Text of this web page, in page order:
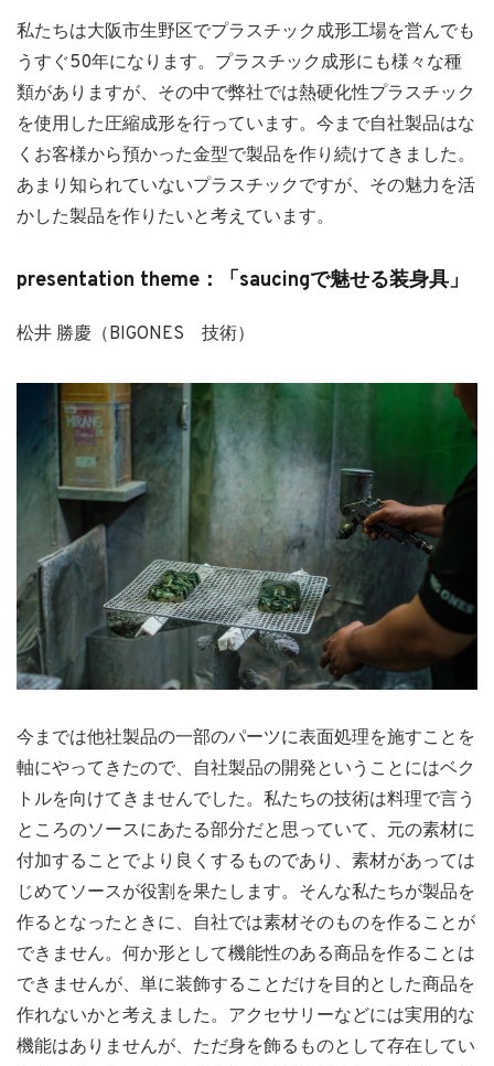
私たちは大阪市生野区でプラスチック成形工場を営んでも
うすぐ50年になります。プラスチック成形にも様々な種
類がありますが、その中で弊社では熱硬化性プラスチック
を使用した圧縮成形を行っています。今まで自社製品はな
くお客様から預かった金型で製品を作り続けてきました。
あまり知られていないプラスチックですが、その魅力を活
かした製品を作りたいと考えています。
presentation theme：「saucingで魅せる装身具」
松井 勝慶（BIGONES 技術）
今までは他社製品の一部のパーツに表面処理を施すことを
軸にやってきたので、自社製品の開発ということにはベク
トルを向けてきませんでした。私たちの技術は料理で言う
ところのソースにあたる部分だと思っていて、元の素材に
付加することでより良くするものであり、素材があっては
じめてソースが役割を果たします。そんな私たちが製品を
作るとなったときに、自社では素材そのものを作ることが
できません。何か形として機能性のある商品を作ることは
できませんが、単に装飾することだけを目的とした商品を
作れないかと考えました。アクセサリーなどには実用的な
機能はありませんが、ただ身を飾るものとして存在してい